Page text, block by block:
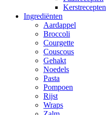
Kerstrecepten
Ingrediënten
Aardappel
Broccoli
Courgette
Couscous
Gehakt
Noedels
Pasta
Pompoen
Rijst
Wraps